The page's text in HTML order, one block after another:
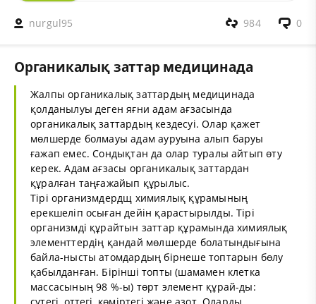
nurgul95 0
984
Органикалық заттар медицинада
Жалпы органикалық заттардың медицинада
қолданылуы деген яғни адам ағзасында
органикалық заттардың кездесуі. Олар қажет
мөлшерде болмауы адам ауруына алып баруы
ғажап емес. Сондықтан да олар туралы айтып өту
керек. Адам ағзасы органикалық заттардан
құралған таңғажайып құрылыс.
Тірі организмдердщ химиялық құрамының
ерекшеліп осыған дейін қарастырылды. Тірі
организмді құрайтын заттар құрамында химиялық
элементтердің қандай мөлшерде болатындығына
байла-нысты атомдардың бірнеше топтарын бөлу
қабылданған. Бірінші топты (шамамен клетка
массасының 98 %-ы) төрт элемент құрай-ды:
сутегі, оттегі, көміртегі және азот. Оларды